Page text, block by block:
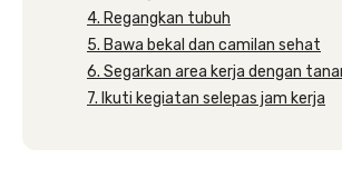
4. Regangkan tubuh
5. Bawa bekal dan camilan sehat
6. Segarkan area kerja dengan
7. Ikuti kegiatan selepas jam kerja